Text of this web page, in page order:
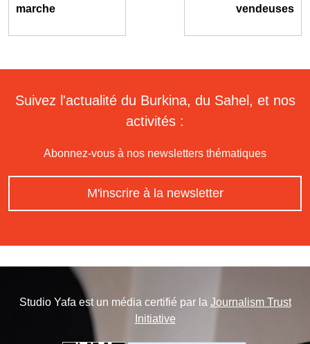
marche
vendeuses
Suivez l'actualité du Burkina, du Sahel, et nos
activités :
Abonnez-vous à nos newsletters thématiques
M'inscrire à la newsletter
Studio Yafa est un média certifié par la Journalism Trust
Initiative